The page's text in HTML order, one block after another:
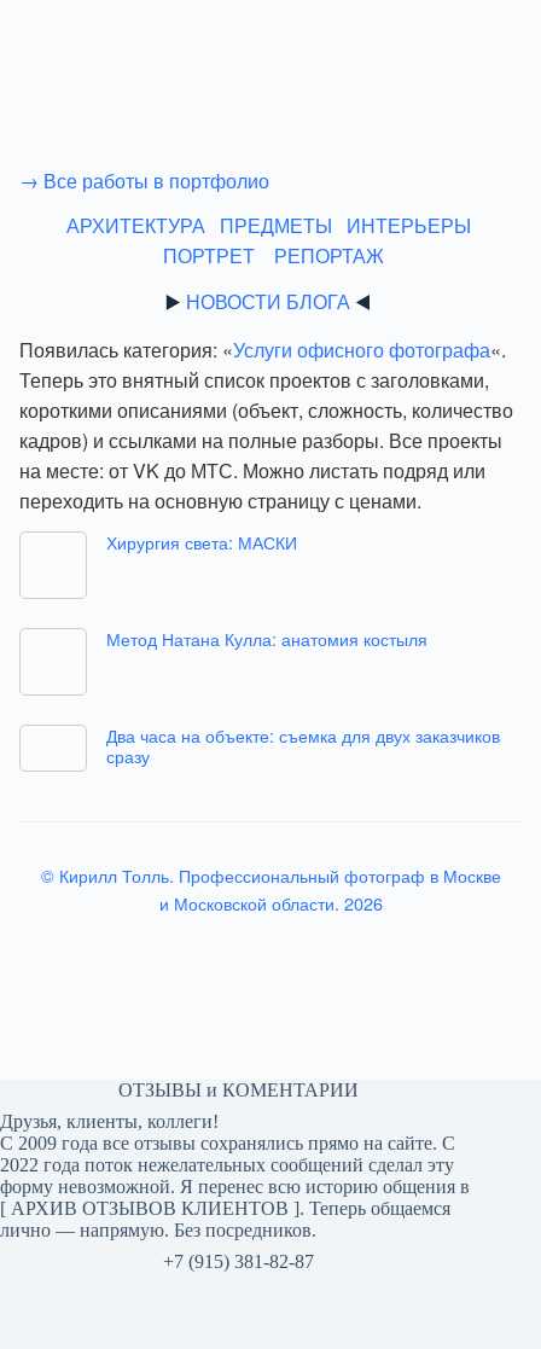
→ Все работы в портфолио
АРХИТЕКТУРА ПРЕДМЕТЫ
ИНТЕРЬЕРЫ
ПОРТРЕТ
РЕПОРТАЖ
▶️ НОВОСТИ БЛОГА ◀️
Появилась категория: «Услуги офисного фотографа«.
Теперь это внятный список проектов с заголовками,
короткими описаниями (объект, сложность, количество
кадров) и ссылками на полные разборы. Все проекты
на месте: от VK до МТС. Можно листать подряд или
переходить на основную страницу с ценами.
Хирургия света: МАСКИ
Метод Натана Кулла: анатомия костыля
Два часа на объекте: съемка для двух заказчиков
сразу
© Кирилл Толль. Профессиональный фотограф в Москве
и Московской области. 2026
ОТЗЫВЫ и КОМЕНТАРИИ
Друзья, клиенты, коллеги!
С 2009 года все отзывы сохранялись прямо на сайте. С
2022 года поток нежелательных сообщений сделал эту
форму невозможной. Я перенес всю историю общения в
[ АРХИВ ОТЗЫВОВ КЛИЕНТОВ ]. Теперь общаемся
лично — напрямую. Без посредников.
+7 (915) 381-82-87